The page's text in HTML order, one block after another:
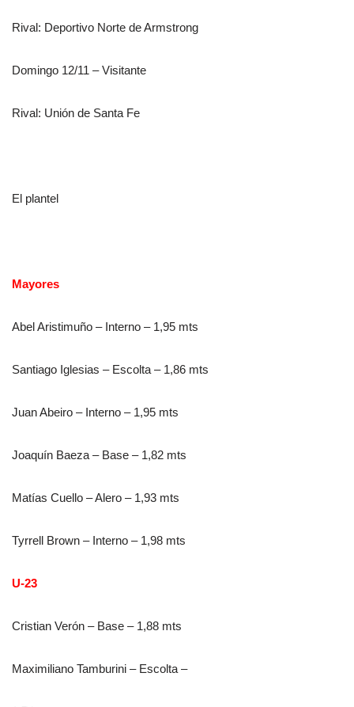
Rival: Deportivo Norte de Armstrong
Domingo 12/11 – Visitante
Rival: Unión de Santa Fe
El plantel
Mayores
Abel Aristimuño – Interno – 1,95 mts
Santiago Iglesias – Escolta – 1,86 mts
Juan Abeiro – Interno – 1,95 mts
Joaquín Baeza – Base – 1,82 mts
Matías Cuello – Alero – 1,93 mts
Tyrrell Brown – Interno – 1,98 mts
U-23
Cristian Verón – Base – 1,88 mts
Maximiliano Tamburini – Escolta –